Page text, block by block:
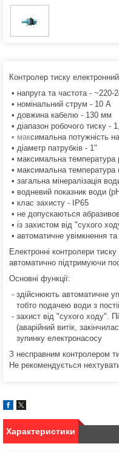
Контролер тиску
• напруга та частота - ~220-
• номінальний струм - 10 А
• довжина кабелю - 130 мм
• діапазон робочого тиску -
• максимальна потужність
• діаметр патрубків - 1"
• максимальна температура
• максимальна
• загальна мінералізація
• водневий показник води
• клас захисту - IP65
• не допускаються
• із захистом від "сухого
• автоматичне увімкнення
Електронні контролери
автоматично підтримуючи
Основні функції:
- здійснюють автоматичне
тобто подачею води з
- захист від "сухого ходу".
(аварійний витік,
зупинку електронасосу
З несправним контролером
Не рекомендується
Характеристики